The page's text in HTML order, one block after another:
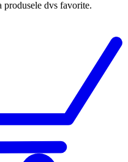
produsele dvs favorite.